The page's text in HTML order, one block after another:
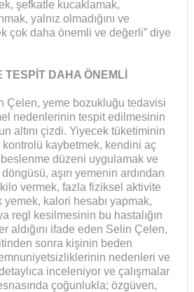
şefkatle kucaklamak,
yalnız olmadığını ve
çok daha önemli ve değerli” diye
TESPİT DAHA ÖNEMLİ
Çelen, yeme bozukluğu tedavisi
nedenlerinin tespit edilmesinin
altını çizdi. Yiyecek tüketiminin
kontrolü kaybetmek, kendini aç
beslenme düzeni uygulamak ve
döngüsü, aşırı yemenin ardından
vermek, fazla fiziksel aktivite
kalori hesabı yapmak,
regl kesilmesinin bu hastalığın
aldığını ifade eden Selin Çelen,
sonra kişinin beden
nedenleri ve
inceleniyor ve çalışmalar
çoğunlukla; özgüven,